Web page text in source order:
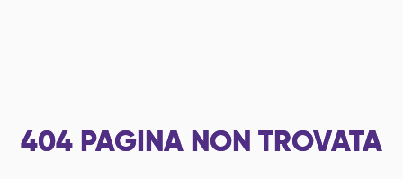
404 PAGINA NON TROVATA